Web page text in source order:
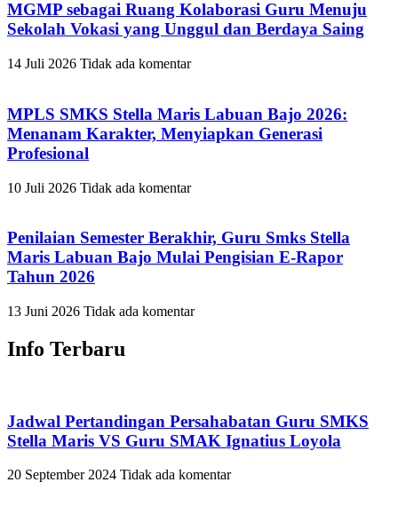
MGMP sebagai Ruang Kolaborasi Guru Menuju
Sekolah Vokasi yang Unggul dan Berdaya Saing
14 Juli 2026 Tidak ada komentar
MPLS SMKS Stella Maris Labuan Bajo 2026:
Menanam Karakter, Menyiapkan Generasi
Profesional
10 Juli 2026 Tidak ada komentar
Penilaian Semester Berakhir, Guru Smks Stella
Maris Labuan Bajo Mulai Pengisian E-Rapor
Tahun 2026
13 Juni 2026 Tidak ada komentar
Info Terbaru
Jadwal Pertandingan Persahabatan Guru SMKS
Stella Maris VS Guru SMAK Ignatius Loyola
20 September 2024 Tidak ada komentar